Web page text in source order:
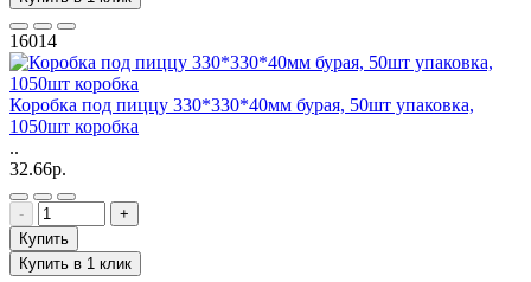
16014
Коробка под пиццу 330*330*40мм бурая, 50шт упаковка,
1050шт коробка
..
32.66р.
-
+
Купить
Купить в 1 клик